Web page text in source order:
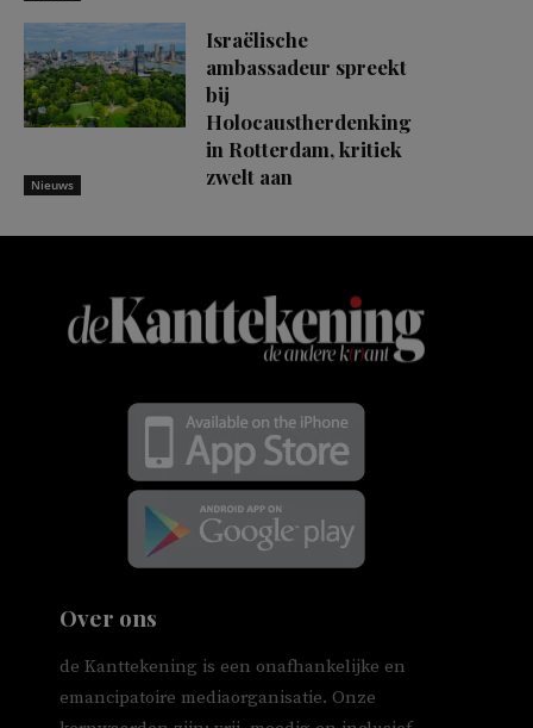
Nieuws
Israëlische
ambassadeur spreekt
bij
Holocaustherdenking
in Rotterdam, kritiek
zwelt aan
Over ons
de Kanttekening is een onafhankelijke en
emancipatoire mediaorganisatie. Onze